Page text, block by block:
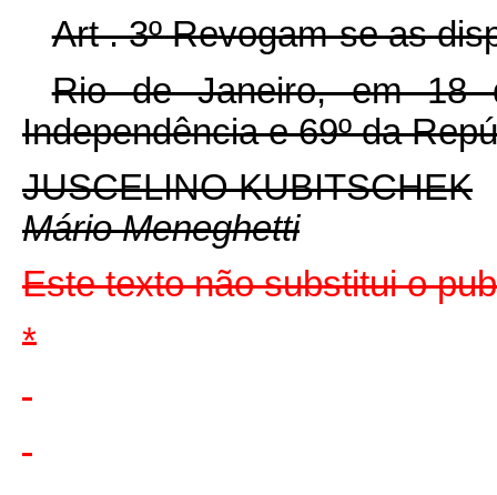
Art . 3º Revogam-se as
Rio de Janeiro, em 18
Independência e 69º da
JUSCELINO KUBITSCHEK
Mário Meneghetti
Este texto não substitui o
*